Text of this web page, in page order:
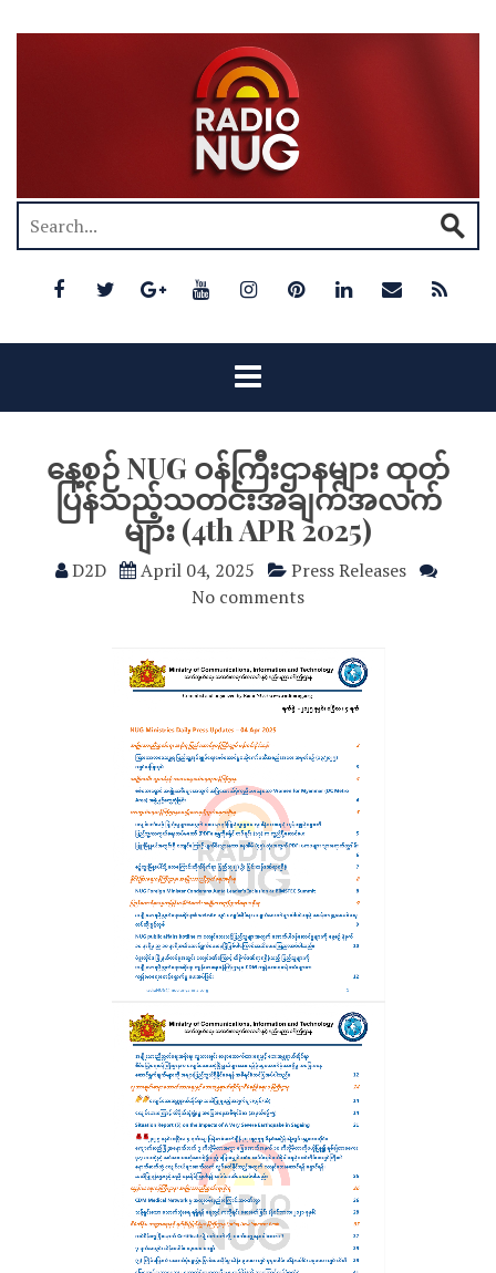
နေ့စဉ် NUG ဝန်ကြီးဌာနများ ထုတ်
ပြန်သည့်သတင်းအချက်အလက်
များ (4th APR 2025)
D2D April 04, 2025
Press Releases
No comments